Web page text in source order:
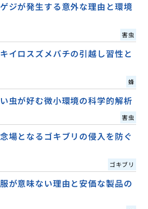
ジが発生する意外な理由と環境
害虫
イロスズメバチの引越し習性と
蜂
虫が好む微小環境の科学的解析
害虫
場となるゴキブリの侵入を防ぐ
ゴキブリ
が意味ない理由と安価な製品の